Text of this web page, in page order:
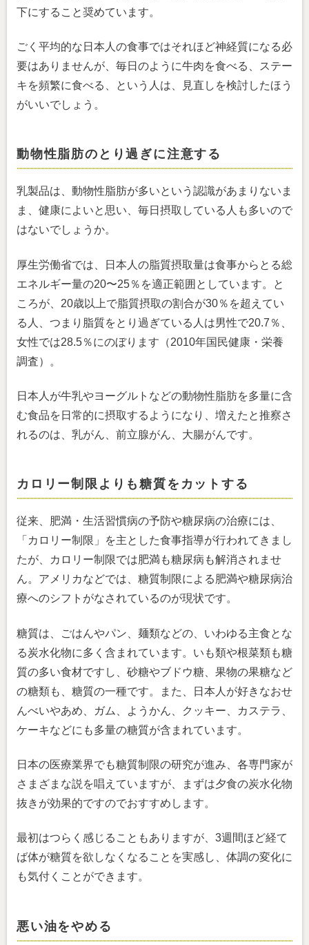
下にすること奨めています。
ごく平均的な日本人の食事ではそれほど神経質になる必
要はありませんが、毎日のように牛肉を食べる、ステー
キを頻繁に食べる、という人は、見直しを検討したほう
がいいでしょう。
動物性脂肪のとり過ぎに注意する
乳製品は、動物性脂肪が多いという認識があまりないま
ま、健康によいと思い、毎日摂取している人も多いので
はないでしょうか。
厚生労働省では、日本人の脂質摂取量は食事からとる総
エネルギー量の20〜25％を適正範囲としています。と
ころが、20歳以上で脂質摂取の割合が30％を超えてい
る人、つまり脂質をとり過ぎている人は男性で20.7％、
女性では28.5％にのぼります（2010年国民健康・栄養
調査）。
日本人が牛乳やヨーグルトなどの動物性脂肪を多量に含
む食品を日常的に摂取するようになり、増えたと推察さ
れるのは、乳がん、前立腺がん、大腸がんです。
カロリー制限よりも糖質をカットする
従来、肥満・生活習慣病の予防や糖尿病の治療には、
「カロリー制限」を主とした食事指導が行われてきまし
たが、カロリー制限では肥満も糖尿病も解消されませ
ん。アメリカなどでは、糖質制限による肥満や糖尿病治
療へのシフトがなされているのが現状です。
糖質は、ごはんやパン、麺類などの、いわゆる主食とな
る炭水化物に多く含まれています。いも類や根菜類も糖
質の多い食材ですし、砂糖やブドウ糖、果物の果糖など
の糖類も、糖質の一種です。また、日本人が好きなおせ
んべいやあめ、ガム、ようかん、クッキー、カステラ、
ケーキなどにも多量の糖質が含まれています。
日本の医療業界でも糖質制限の研究が進み、各専門家が
さまざまな説を唱えていますが、まずは夕食の炭水化物
抜きが効果的ですのでおすすめします。
最初はつらく感じることもありますが、3週間ほど経て
ば体が糖質を欲しなくなることを実感し、体調の変化に
も気付くことができます。
悪い油をやめる